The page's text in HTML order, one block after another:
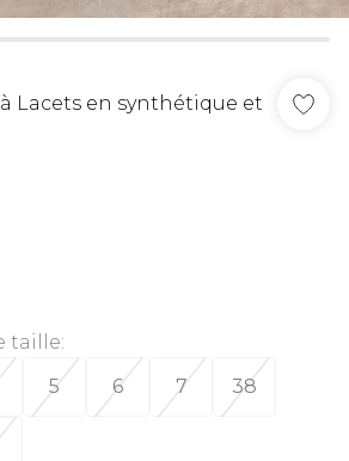
Lacets en synthétique et
taille:
5 6 7 38